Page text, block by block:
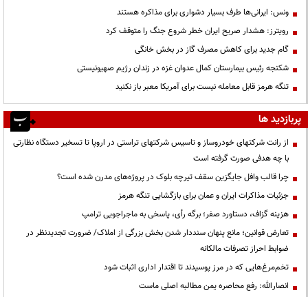
ونس: ایرانی‌ها طرف بسیار دشواری برای مذاکره هستند
رویترز: هشدار صریح ایران خطر شروع جنگ را متوقف کرد
گام جدید برای کاهش مصرف گاز در بخش خانگی
شکنجه رئیس بیمارستان کمال عدوان غزه در زندان رژیم صهیونیستی
تنگه هرمز قابل معامله نیست برای آمریکا معبر باز نکنید
پربازدید ها
از رانت‌ شرکتهای خودروساز و تاسیس شرکتهای تراستی در اروپا تا تسخیر دستگاه نظارتی
با چه هدفی صورت گرفته است
چرا قالب وافل جایگزین سقف تیرچه بلوک در پروژه‌های مدرن شده است؟
جزئیات مذاکرات ایران و عمان برای بازگشایی تنگه هرمز
هزینه گزاف، دستاورد صفر؛ برگه رأی، پاسخی به ماجراجویی ترامپ
تعارض قوانین؛ مانع پنهان سنددار شدن بخش بزرگی از املاک/ ضرورت تجدیدنظر در
ضوابط احراز تصرفات مالکانه
تخم‌مرغ‌هایی که در مرز پوسیدند تا اقتدار اداری اثبات شود
انصارالله: رفع محاصره یمن مطالبه اصلی ماست